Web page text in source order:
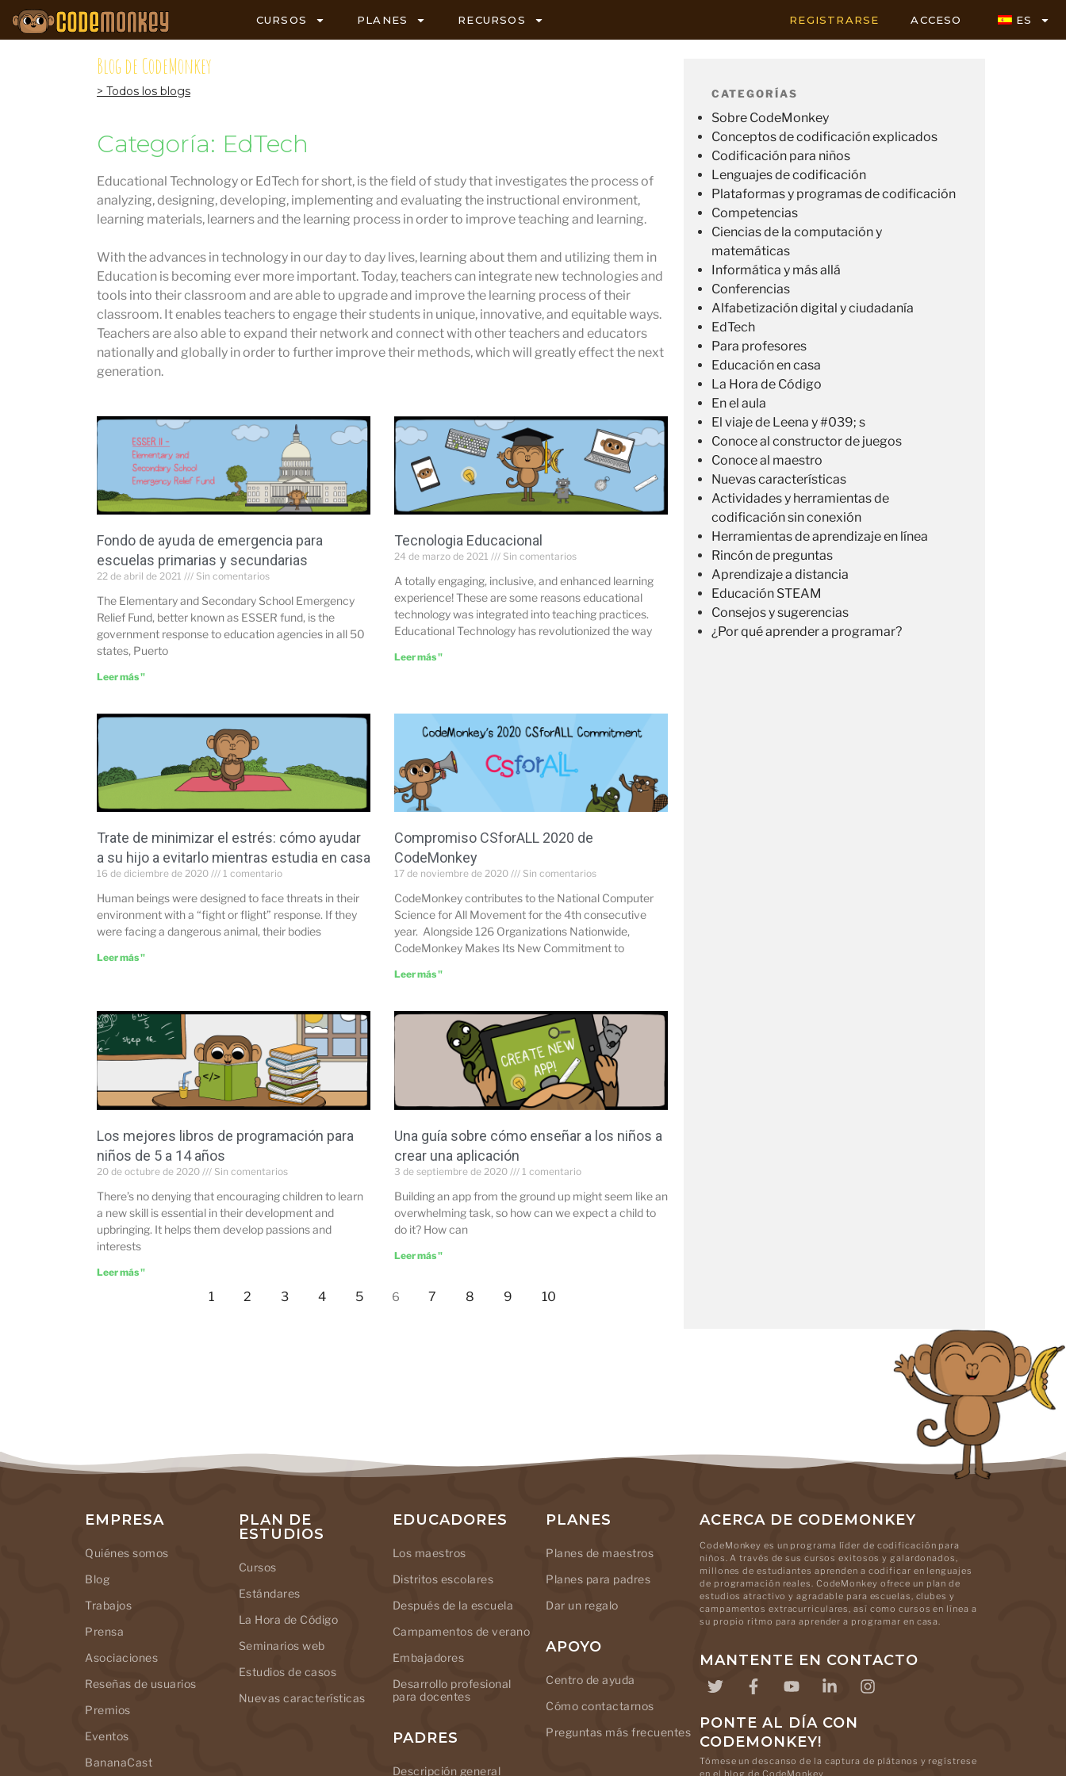
CURSOS PLANES RECURSOS REGISTRARSE ACCESO ES
Blog de CodeMonkey
> Todos los blogs
Categoría: EdTech
Educational Technology or EdTech for short, is the field of study that investigates the process of
analyzing, designing, developing, implementing and evaluating the instructional environment,
learning materials, learners and the learning process in order to improve teaching and learning.
With the advances in technology in our day to day lives, learning about them and utilizing them in
Education is becoming ever more important. Today, teachers can integrate new technologies and
tools into their classroom and are able to upgrade and improve the learning process of their
classroom. It enables teachers to engage their students in unique, innovative, and equitable ways.
Teachers are also able to expand their network and connect with other teachers and educators
nationally and globally in order to further improve their methods, which will greatly effect the next
generation.
Fondo de ayuda de emergencia para
escuelas primarias y secundarias
22 de abril de 2021 Sin comentarios
The Elementary and Secondary School Emergency
Relief Fund, better known as ESSER fund, is the
government response to education agencies in all 50
states, Puerto
Leer más "
Tecnologia Educacional
24 de marzo de 2021 Sin comentarios
A totally engaging, inclusive, and enhanced learning
experience! These are some reasons educational
technology was integrated into teaching practices.
Educational Technology has revolutionized the way
Leer más "
Trate de minimizar el estrés: cómo ayudar
a su hijo a evitarlo mientras estudia en casa
16 de diciembre de 2020 1 comentario
Human beings were designed to face threats in their
environment with a “fight or flight” response. If they
were facing a dangerous animal, their bodies
Leer más "
Compromiso CSforALL 2020 de
CodeMonkey
17 de noviembre de 2020 Sin comentarios
CodeMonkey contributes to the National Computer
Science for All Movement for the 4th consecutive
year. Alongside 126 Organizations Nationwide,
CodeMonkey Makes Its New Commitment to
Leer más "
Los mejores libros de programación para
niños de 5 a 14 años
20 de octubre de 2020 Sin comentarios
There’s no denying that encouraging children to learn
a new skill is essential in their development and
upbringing. It helps them develop passions and
interests
Leer más "
Una guía sobre cómo enseñar a los niños a
crear una aplicación
3 de septiembre de 2020 1 comentario
Building an app from the ground up might seem like an
overwhelming task, so how can we expect a child to
do it? How can
Leer más "
1 2 3 4 5 6 7 8 9 10
CATEGORÍAS
Sobre CodeMonkey
Conceptos de codificación explicados
Codificación para niños
Lenguajes de codificación
Plataformas y programas de codificación
Competencias
Ciencias de la computación y
matemáticas
Informática y más allá
Conferencias
Alfabetización digital y ciudadanía
EdTech
Para profesores
Educación en casa
La Hora de Código
En el aula
El viaje de Leena y #039; s
Conoce al constructor de juegos
Conoce al maestro
Nuevas características
Actividades y herramientas de
codificación sin conexión
Herramientas de aprendizaje en línea
Rincón de preguntas
Aprendizaje a distancia
Educación STEAM
Consejos y sugerencias
¿Por qué aprender a programar?
EMPRESA
Quiénes somos
Blog
Trabajos
Prensa
Asociaciones
Reseñas de usuarios
Premios
Eventos
BananaCast
PLAN DE
ESTUDIOS
Cursos
Estándares
La Hora de Código
Seminarios web
Estudios de casos
Nuevas características
EDUCADORES
Los maestros
Distritos escolares
Después de la escuela
Campamentos de verano
Embajadores
Desarrollo profesional
para docentes
PADRES
Descripción general
PLANES
Planes de maestros
Planes para padres
Dar un regalo
APOYO
Centro de ayuda
Cómo contactarnos
Preguntas más frecuentes
ACERCA DE CODEMONKEY
CodeMonkey es un programa líder de codificación para
niños. A través de sus cursos exitosos y galardonados,
millones de estudiantes aprenden a codificar en lenguajes
de programación reales. CodeMonkey ofrece un plan de
estudios atractivo y agradable para escuelas, clubes y
campamentos extracurriculares, así como cursos en línea a
su propio ritmo para aprender a programar en casa.
MANTENTE EN CONTACTO
PONTE AL DÍA CON
CODEMONKEY!
Tómese un descanso de la captura de plátanos y regístrese
en el blog de CodeMonkey